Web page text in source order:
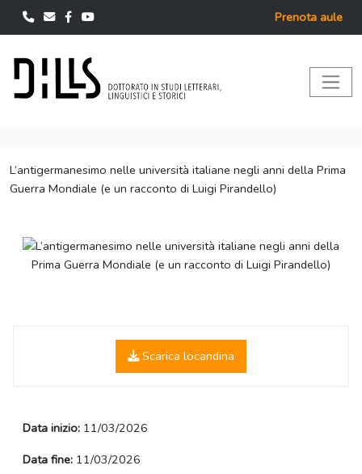
Prenota aule
L’antigermanesimo nelle università italiane negli anni della Prima
Guerra Mondiale (e un racconto di Luigi Pirandello)
Scarica locandina
Data inizio: 11/03/2026
Data fine: 11/03/2026